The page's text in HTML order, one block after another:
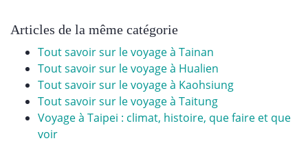
Articles de la même catégorie
Tout savoir sur le voyage à Tainan
Tout savoir sur le voyage à Hualien
Tout savoir sur le voyage à Kaohsiung
Tout savoir sur le voyage à Taitung
Voyage à Taipei : climat, histoire, que faire et que
voir